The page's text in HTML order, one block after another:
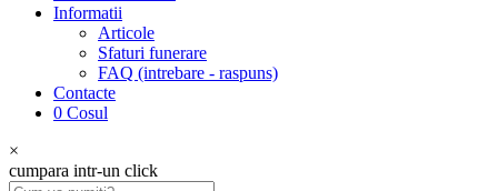
Informatii
Articole
Sfaturi funerare
FAQ (intrebare - raspuns)
Contacte
0 Cosul
×
cumpara intr-un click